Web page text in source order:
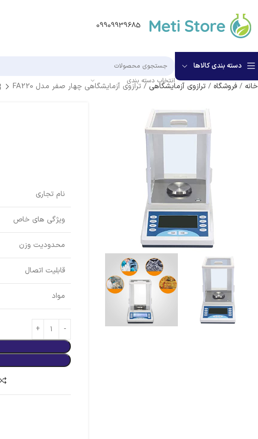
09909939685
دسته بندی کالاها
انتخاب دسته بندی خانه / فروشگاه / ترازوی آزمایشگاهی / ترازوی آزمایشگاهی چهار صفر مدل FA220
نام تجاری
ویژگی های خاص
محدودیت وزن
قابلیت اتصال
مواد